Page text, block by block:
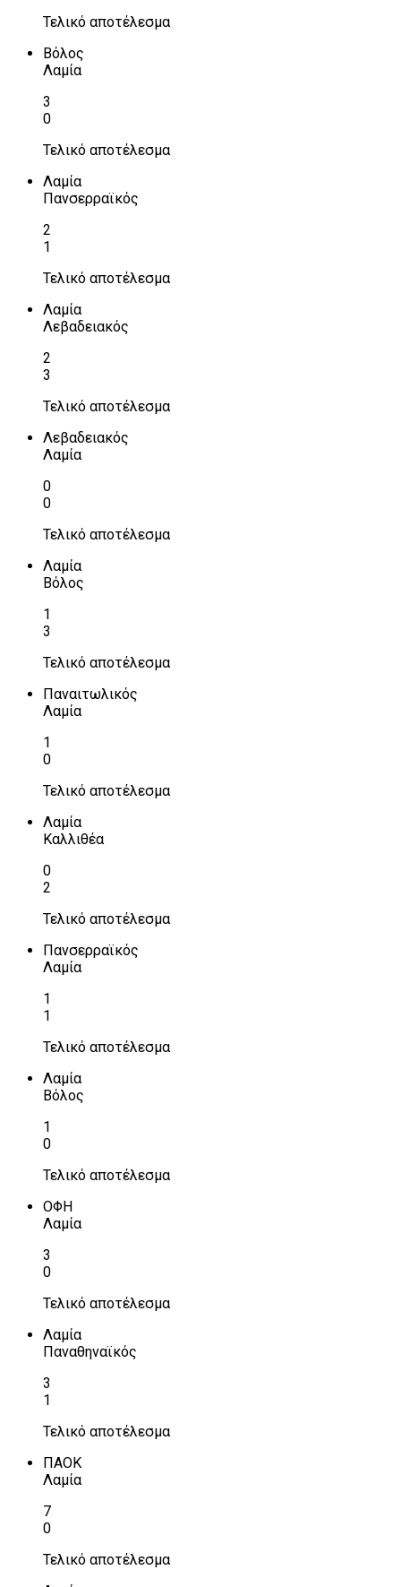
Τελικό αποτέλεσμα
Βόλος
Λαμία
3
0
Τελικό αποτέλεσμα
Λαμία
Πανσερραϊκός
2
1
Τελικό αποτέλεσμα
Λαμία
Λεβαδειακός
2
3
Τελικό αποτέλεσμα
Λεβαδειακός
Λαμία
0
0
Τελικό αποτέλεσμα
Λαμία
Βόλος
1
3
Τελικό αποτέλεσμα
Παναιτωλικός
Λαμία
1
0
Τελικό αποτέλεσμα
Λαμία
Καλλιθέα
0
2
Τελικό αποτέλεσμα
Πανσερραϊκός
Λαμία
1
1
Τελικό αποτέλεσμα
Λαμία
Βόλος
1
0
Τελικό αποτέλεσμα
ΟΦΗ
Λαμία
3
0
Τελικό αποτέλεσμα
Λαμία
Παναθηναϊκός
3
1
Τελικό αποτέλεσμα
ΠΑΟΚ
Λαμία
7
0
Τελικό αποτέλεσμα